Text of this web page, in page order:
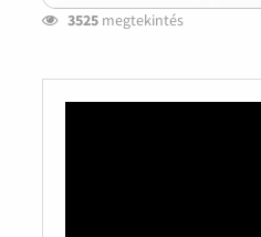
3525 megtekintés